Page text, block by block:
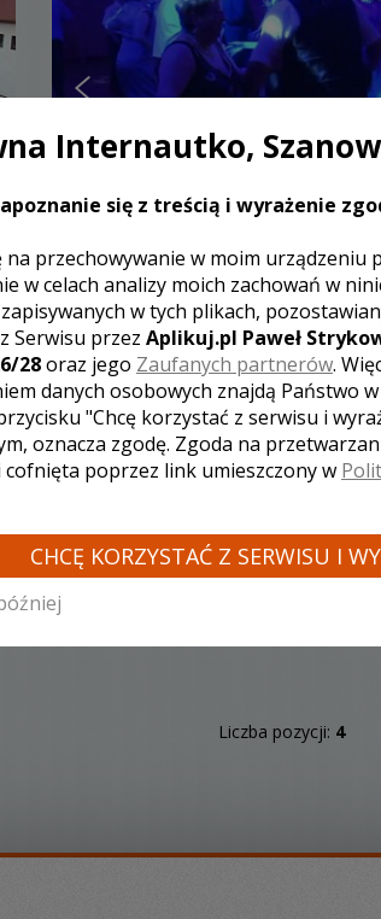
1500 zł/ sesja
Ocena:5,00 / 5
(3 opinie)
Poleceń: 81
FILM to nie tylko pamiątka, lecz także
które skrzętnie obrabiam. Film to
minionych chwil w dobrze ujętym
Zobacz więcej
Liczba pozycji: 4
Internautko,
się z treścią i wyrażenie
na przechowywanie w moim urządzeniu
w celach analizy moich zachowań w
w tych plikach,
Serwisu przez Aplikuj.pl Paweł
28oraz jego Zaufanych partnerów.
danych osobowych znajdą Państwo
"Chcę korzystać z serwisu i
oznacza zgodę. Zgoda na
cofnięta poprzez link umieszczony w
CHCĘ KORZYSTAĆ Z SERWISU I